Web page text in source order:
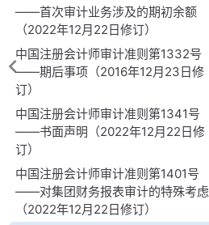
——首次审计业务涉及的期初余额
（2022年12月22日修订）
中国注册会计师审计准则第1332号
——期后事项（2016年12月23日修
订）
中国注册会计师审计准则第1341号
——书面声明（2022年12月22日修
订）
中国注册会计师审计准则第1401号
——对集团财务报表审计的特殊考虑
（2022年12月22日修订）